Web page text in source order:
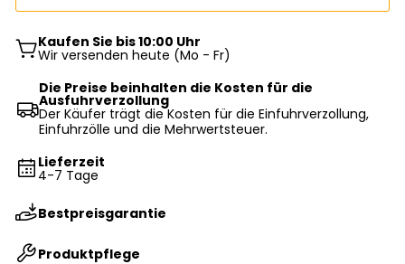
Kaufen Sie bis 10:00 Uhr
Wir versenden heute (Mo - Fr)
Die Preise beinhalten die Kosten für die
Ausfuhrverzollung
Der Käufer trägt die Kosten für die Einfuhrverzollung,
Einfuhrzölle und die Mehrwertsteuer.
Lieferzeit
4-7 Tage
Bestpreisgarantie
Produktpflege